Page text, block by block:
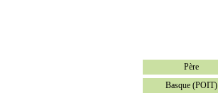
Père
Basque (POIT)